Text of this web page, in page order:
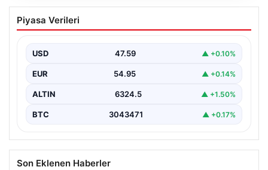
Beyoğlu’nda Şok Olay: Çıplak Adam ve
Çekişmeli Kaçış
Firuzağa Mahallesi'nde geçtiğimiz gün ilginç ve bir…
Piyasa Verileri
USD 47.59 ▲ +0.10%
EUR 54.95 ▲ +0.14%
ALTIN 6324.5 ▲ +1.50%
BTC 3043471 ▲ +0.17%
Son Eklenen Haberler